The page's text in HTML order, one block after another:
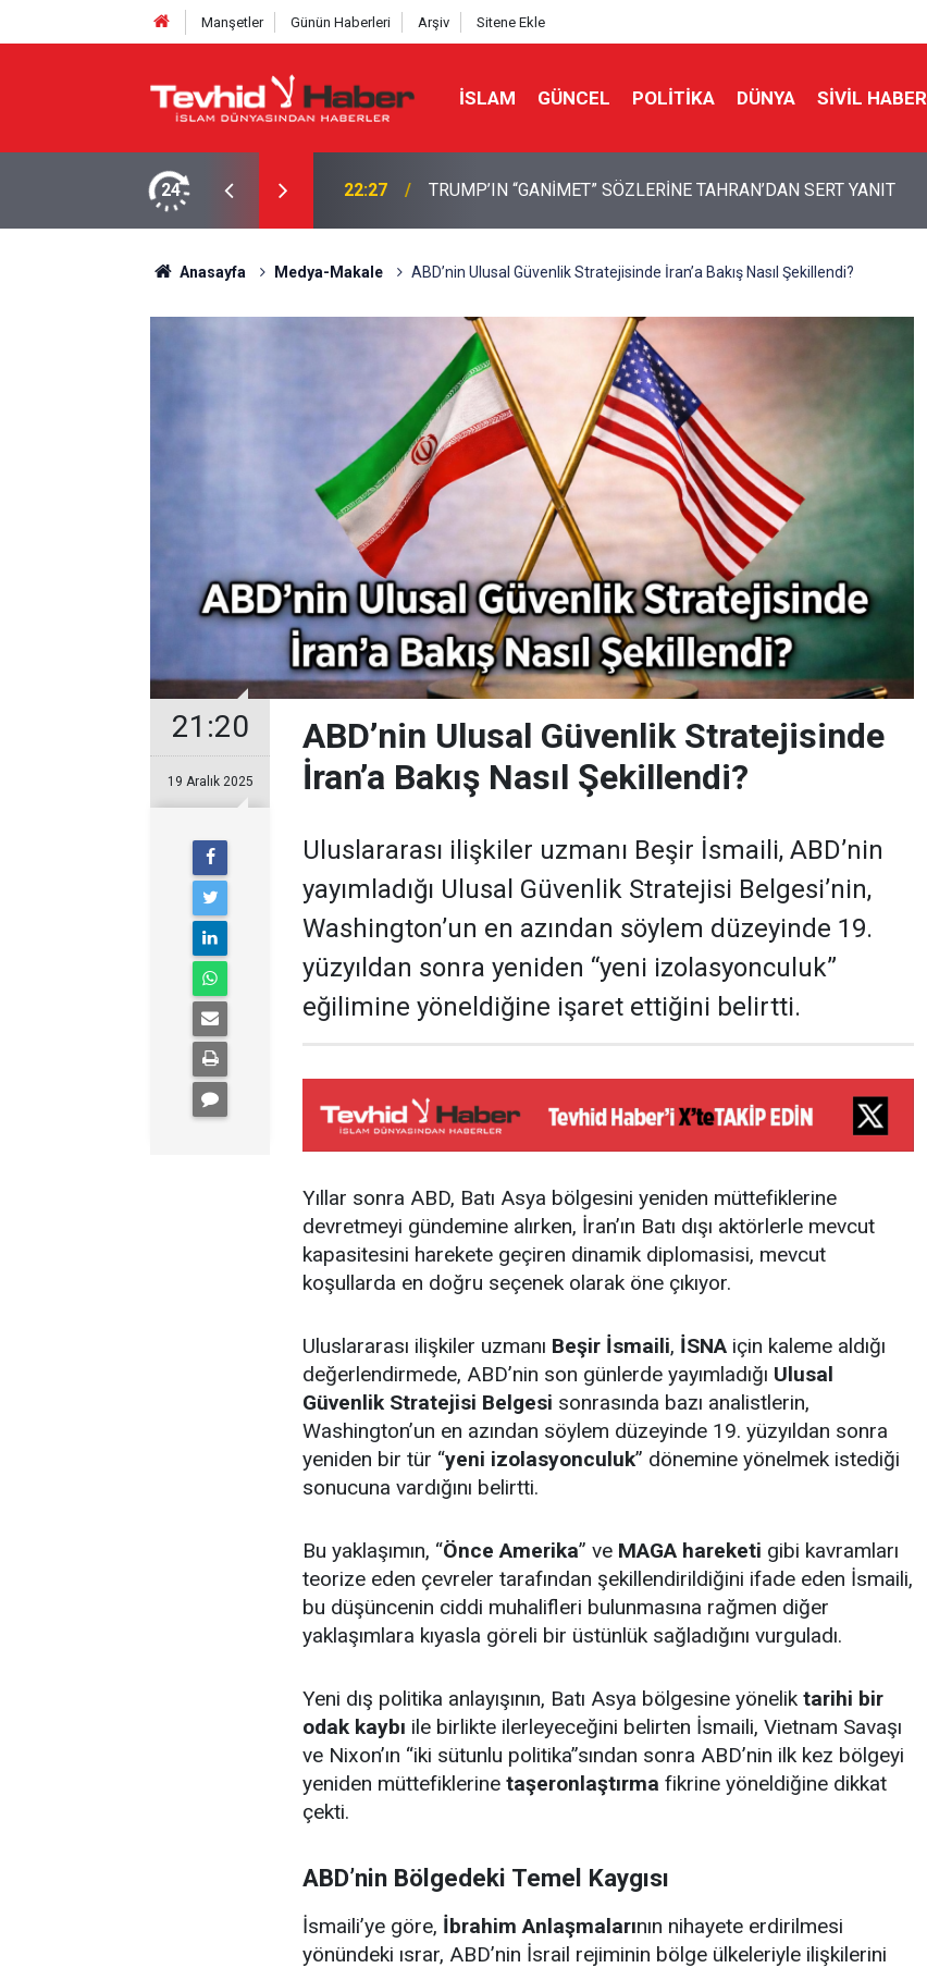
Manşetler Günün Haberleri Arşiv Sitene Ekle
İSLAM GÜNCEL POLITIKA DÜNYA SIVIL HABER
24
TAHRAN’DAN SERT YANIT 22:13 İbrahimî Bir Seda: Uluslararası Filistin Konvoyu
Anasayfa Medya-Makale ABD’nin Ulusal Güvenlik Stratejisinde İran’a Bakış Nasıl Şekillendi?
21:20
19 Aralık 2025
ABD’nin Ulusal Güvenlik Stratejisinde
İran’a Bakış Nasıl Şekillendi?
Uluslararası ilişkiler uzmanı Beşir İsmaili, ABD’nin
yayımladığı Ulusal Güvenlik Stratejisi Belgesi’nin,
Washington’un en azından söylem düzeyinde 19.
yüzyıldan sonra yeniden “yeni izolasyonculuk”
eğilimine yöneldiğine işaret ettiğini belirtti.
Yıllar sonra ABD, Batı Asya bölgesini yeniden müttefiklerine
devretmeyi gündemine alırken, İran’ın Batı dışı aktörlerle mevcut
kapasitesini harekete geçiren dinamik diplomasisi, mevcut
koşullarda en doğru seçenek olarak öne çıkıyor.
Uluslararası ilişkiler uzmanı Beşir İsmaili, İSNA için kaleme aldığı
değerlendirmede, ABD’nin son günlerde yayımladığı Ulusal
Güvenlik Stratejisi Belgesi sonrasında bazı analistlerin,
Washington’un en azından söylem düzeyinde 19. yüzyıldan sonra
yeniden bir tür “yeni izolasyonculuk” dönemine yönelmek istediği
sonucuna vardığını belirtti.
Bu yaklaşımın, “Önce Amerika” ve MAGA hareketi gibi kavramları
teorize eden çevreler tarafından şekillendirildiğini ifade eden İsmaili,
bu düşüncenin ciddi muhalifleri bulunmasına rağmen diğer
yaklaşımlara kıyasla göreli bir üstünlük sağladığını vurguladı.
Yeni dış politika anlayışının, Batı Asya bölgesine yönelik tarihi bir
odak kaybı ile birlikte ilerleyeceğini belirten İsmaili, Vietnam Savaşı
ve Nixon’ın “iki sütunlu politika”sından sonra ABD’nin ilk kez bölgeyi
yeniden müttefiklerine taşeronlaştırma fikrine yöneldiğine dikkat
çekti.
ABD’nin Bölgedeki Temel Kaygısı
İsmaili’ye göre, İbrahim Anlaşmalarının nihayete erdirilmesi
yönündeki ısrar, ABD’nin İsrail rejiminin bölge ülkeleriyle ilişkilerini